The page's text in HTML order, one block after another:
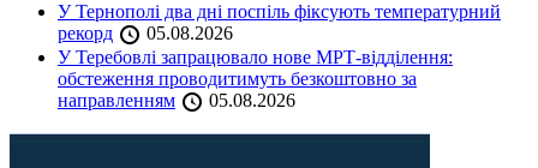
У Тернополі два дні поспіль фіксують температурний
рекорд
05.08.2026
У Теребовлі запрацювало нове МРТ-відділення:
обстеження проводитимуть безкоштовно за
направленням
05.08.2026